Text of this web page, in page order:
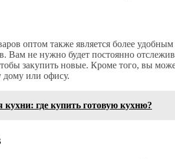
оптом также является более
Вам не нужно будет постоянно
закупить новые. Кроме того, вы
дому или офису.
кухни: где купить готовую кухню?